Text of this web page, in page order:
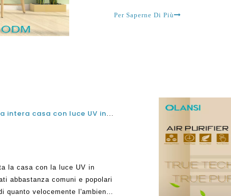
depuratori d'aria di Olassi sono alti
Per Saperne Di Più
Come installare Purificatore d'aria della Cina intera casa con luce UV in condotto per HVAC
la casa con la luce UV in
abbastanza comuni e popolari
quanto velocemente l'ambiente